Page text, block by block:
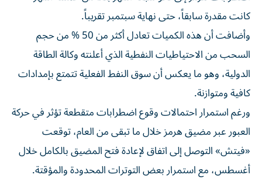
كانت مقدرة سابقاً، حتى نهاية سبتمبر تقريباً.
وأضافت أن هذه الكميات تعادل أكثر من 50 % من حجم
السحب من الاحتياطيات النفطية الذي أعلنته وكالة الطاقة
الدولية، وهو ما يعكس أن سوق النفط الفعلية تتمتع بإمدادات
كافية ومتوازنة.
ورغم استمرار احتمالات وقوع اضطرابات متقطعة تؤثر في حركة
العبور عبر مضيق هرمز خلال ما تبقى من العام، توقعت
«فيتش» التوصل إلى اتفاق لإعادة فتح المضيق بالكامل خلال
أغسطس، مع استمرار بعض التوترات المحدودة والمؤقتة.